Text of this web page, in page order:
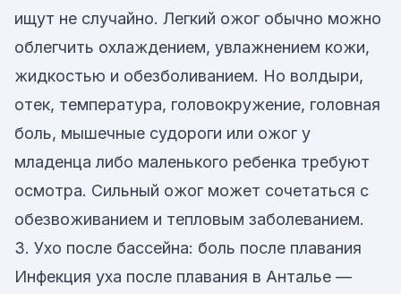
ищут не случайно. Легкий ожог обычно можно
облегчить охлаждением, увлажнением кожи,
жидкостью и обезболиванием. Но волдыри,
отек, температура, головокружение, головная
боль, мышечные судороги или ожог у
младенца либо маленького ребенка требуют
осмотра. Сильный ожог может сочетаться с
обезвоживанием и тепловым заболеванием.
3. Ухо после бассейна: боль после плавания
Инфекция уха после плавания в Анталье —